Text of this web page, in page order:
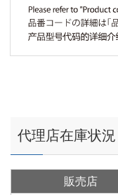
代理店在庫状況
販売店